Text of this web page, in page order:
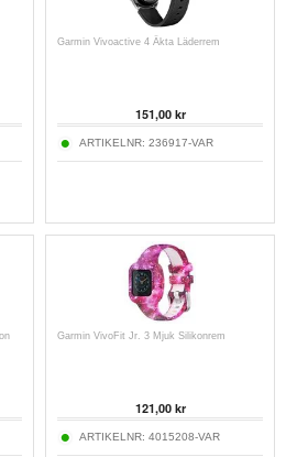
Garmin Vivoactive 4 Äkta Läderrem
151,00kr
ARTIKELNR: 236917-VAR
Garmin VivoFit Jr. 3 Mjuk Silikonrem
121,00kr
ARTIKELNR: 4015208-VAR